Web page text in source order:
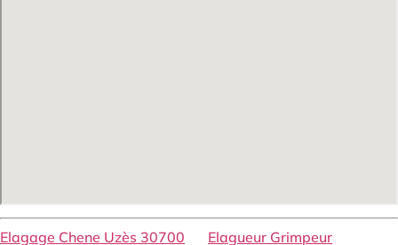
Elagage Chene Uzès 30700
Elagueur Grimpeur